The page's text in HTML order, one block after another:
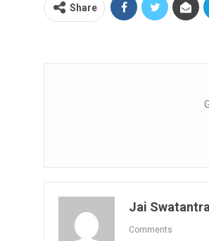
Share
Jai
Comments